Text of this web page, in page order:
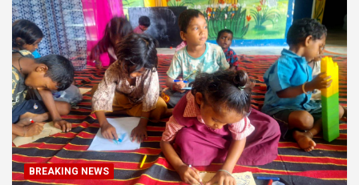
BREAKING NEWS